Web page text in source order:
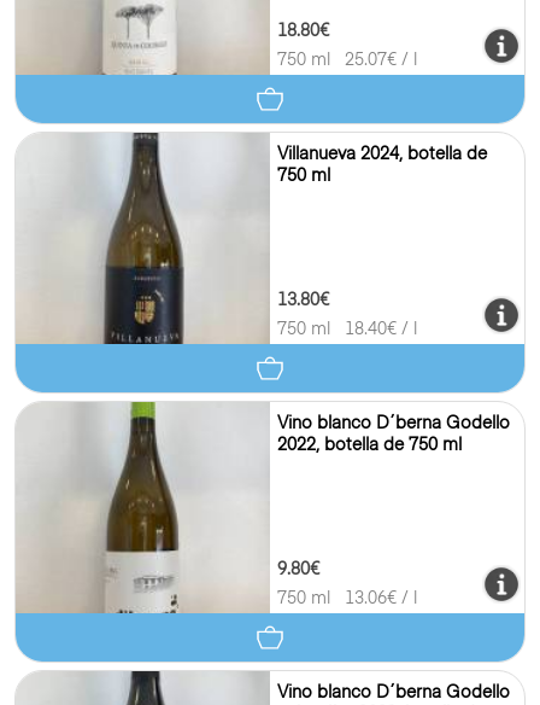
18.80€
750 ml
25.07€ / l
Villanueva 2024, botella de
750 ml
13.80€
750 ml
18.40€ / l
Vino blanco D´berna Godello
2022, botella de 750 ml
9.80€
750 ml
13.06€ / l
Vino blanco D´berna Godello